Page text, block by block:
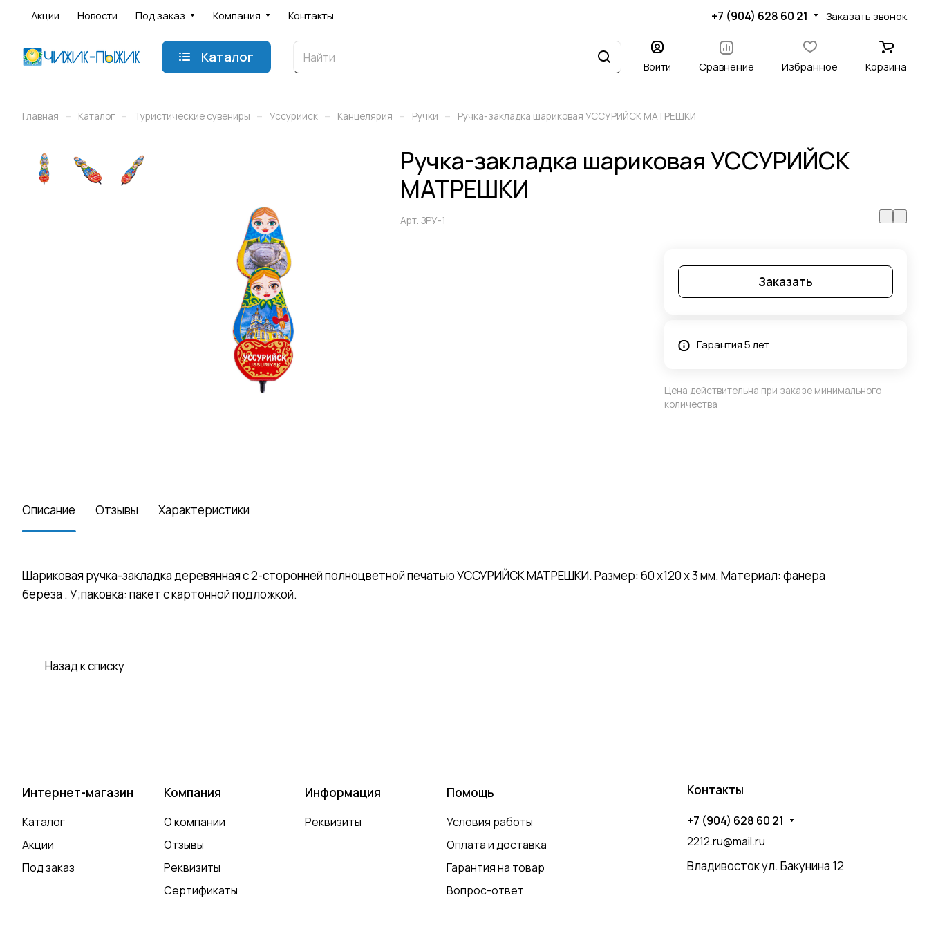
Акции Новости Под заказ Компания Контакты +7 (904) 628 60 21 Заказать звонок
Каталог
Войти Сравнение Избранное Корзина
Главная – Каталог – Туристические сувениры – Уссурийск – Канцелярия – Ручки – Ручка-закладка шариковая УССУРИЙСК МАТРЕШКИ
Ручка-закладка шариковая УССУРИЙСК
МАТРЕШКИ
Арт. ЗРУ-1
Заказать
Гарантия 5 лет
Цена действительна при заказе минимального
количества
Описание Отзывы Характеристики
Шариковая ручка-закладка деревянная с 2-сторонней полноцветной печатью УССУРИЙСК МАТРЕШКИ. Размер: 60 х120 х 3 мм. Материал: фанера
берёза . У;паковка: пакет с картонной подложкой.
Назад к списку
Интернет-магазин
Каталог
Акции
Под заказ
Компания
О компании
Отзывы
Реквизиты
Сертификаты
Информация
Реквизиты
Помощь
Условия работы
Оплата и доставка
Гарантия на товар
Вопрос-ответ
Контакты
+7 (904) 628 60 21
2212.ru@mail.ru
Владивосток ул. Бакунина 12